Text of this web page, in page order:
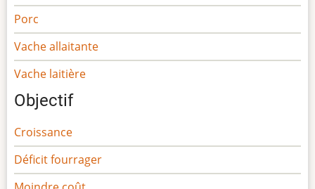
Porc
Vache allaitante
Vache laitière
Objectif
Croissance
Déficit fourrager